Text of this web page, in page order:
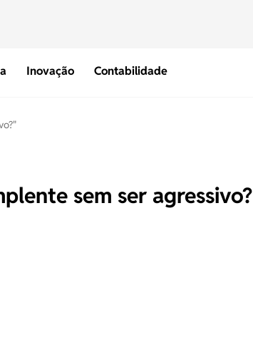
Inovação Contabilidade
sem ser agressivo?